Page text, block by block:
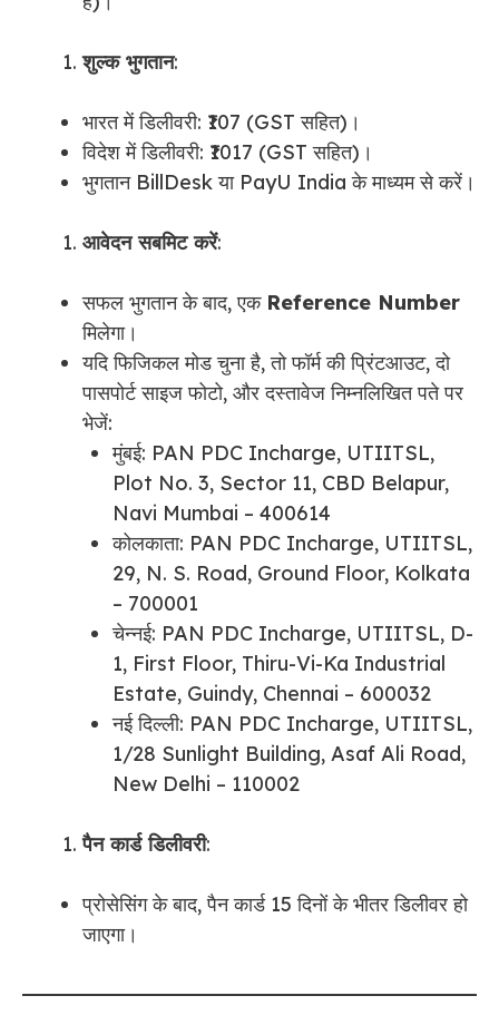
शुल्क भुगतान:
भारत में डिलीवरी: ₹107 (GST सहित)।
विदेश में डिलीवरी: ₹1017 (GST सहित)।
भुगतान BillDesk या PayU India के माध्यम से करें।
आवेदन सबमिट करें:
सफल भुगतान के बाद, एक Reference Number
मिलेगा।
यदि फिजिकल मोड चुना है, तो फॉर्म की प्रिंटआउट, दो
पासपोर्ट साइज फोटो, और दस्तावेज निम्नलिखित पते पर
भेजें:
मुंबई: PAN PDC Incharge, UTIITSL,
Plot No. 3, Sector 11, CBD Belapur,
Navi Mumbai – 400614
कोलकाता: PAN PDC Incharge, UTIITSL,
29, N. S. Road, Ground Floor, Kolkata
– 700001
चेन्नई: PAN PDC Incharge, UTIITSL, D-
1, First Floor, Thiru-Vi-Ka Industrial
Estate, Guindy, Chennai – 600032
नई दिल्ली: PAN PDC Incharge, UTIITSL,
1/28 Sunlight Building, Asaf Ali Road,
New Delhi – 110002
पैन कार्ड डिलीवरी:
प्रोसेसिंग के बाद, पैन कार्ड 15 दिनों के भीतर डिलीवर हो
जाएगा।